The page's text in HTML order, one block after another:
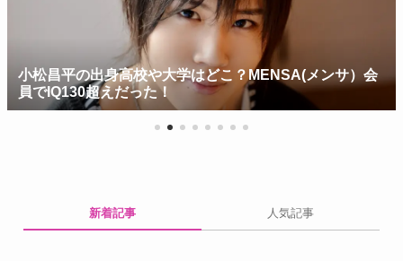
小松昌平の出身高校や大学はどこ？MENSA(メンサ）会
員でIQ130超えだった！
新着記事 人気記事